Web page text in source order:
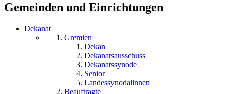
Gemeinden und Einrichtungen
Dekanat
Gremien
Dekan
Dekanatsausschuss
Dekanatssynode
Senior
Landessynodalinnen
Beauftragte